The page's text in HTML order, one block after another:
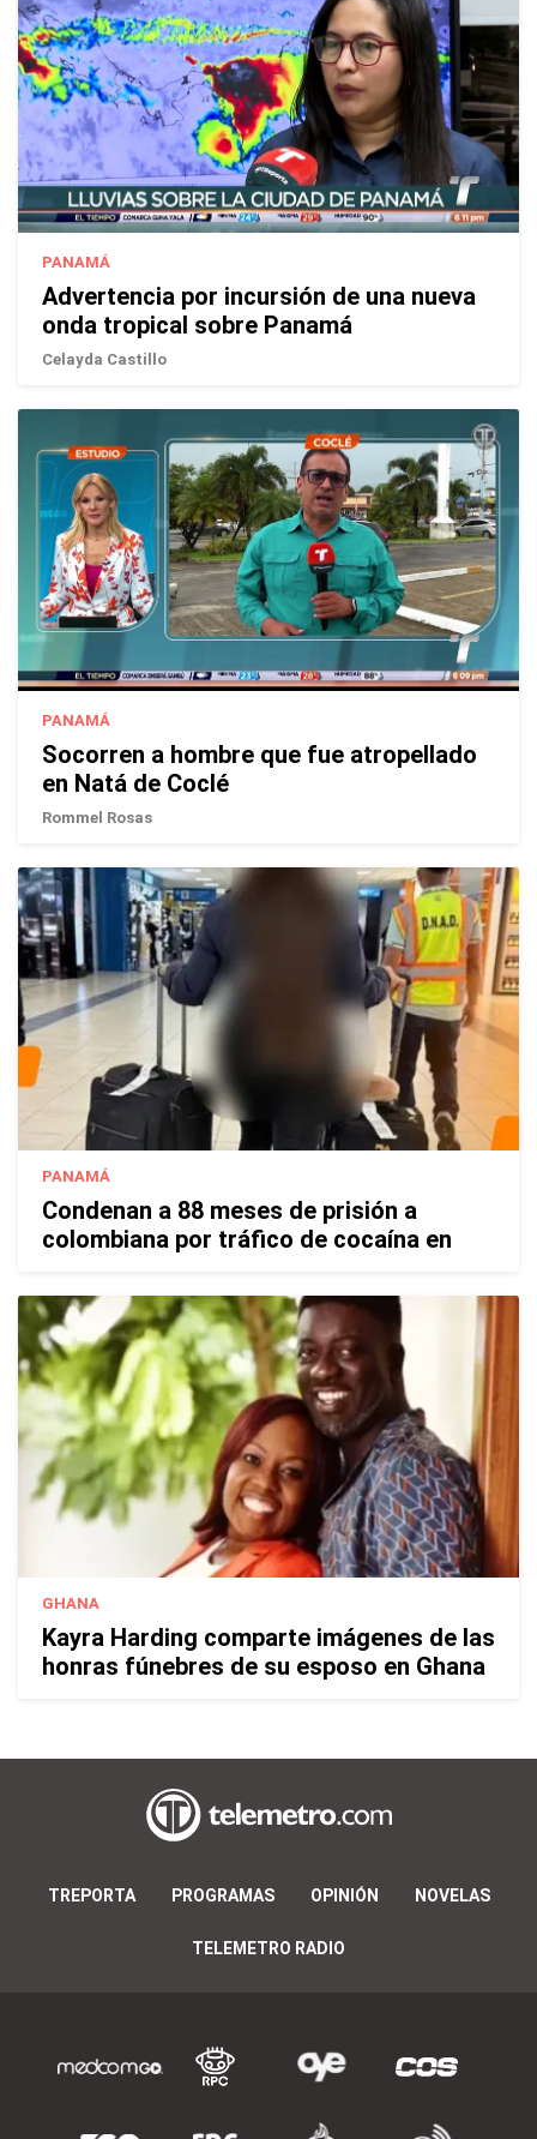
PANAMÁ
Advertencia por incursión de una nueva
onda tropical sobre Panamá
Celayda Castillo
PANAMÁ
Socorren a hombre que fue atropellado
en Natá de Coclé
Rommel Rosas
PANAMÁ
Condenan a 88 meses de prisión a
colombiana por tráfico de cocaína en
GHANA
Kayra Harding comparte imágenes de las
honras fúnebres de su esposo en Ghana
TREPORTA PROGRAMAS OPINIÓN NOVELAS
TELEMETRO RADIO